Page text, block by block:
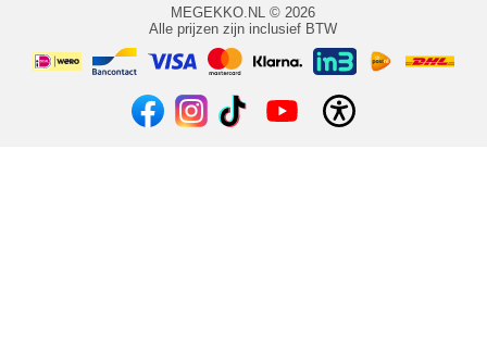
MEGEKKO.NL © 2026
Alle prijzen zijn inclusief BTW